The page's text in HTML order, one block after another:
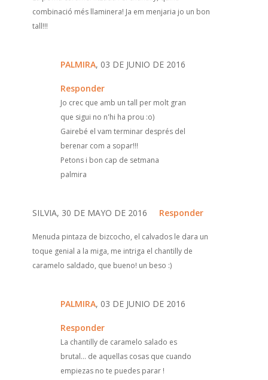
combinació més llaminera! Ja em menjaria jo un bon
tall!!!
PALMIRA, 03 DE JUNIO DE 2016
Responder
Jo crec que amb un tall per molt gran
que sigui no n'hi ha prou :o)
Gairebé el vam terminar després del
berenar com a sopar!!!
Petons i bon cap de setmana
palmira
SILVIA, 30 DE MAYO DE 2016 Responder
Menuda pintaza de bizcocho, el calvados le dara un
toque genial a la miga, me intriga el chantilly de
caramelo saldado, que bueno! un beso :)
PALMIRA, 03 DE JUNIO DE 2016
Responder
La chantilly de caramelo salado es
brutal... de aquellas cosas que cuando
empiezas no te puedes parar !